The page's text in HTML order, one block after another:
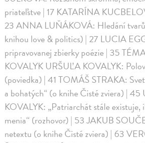
priateľstve | 17 KATARÍNA
23 ANNA LUŇÁKOVÁ: Hledání
knihou love & politics) | 27 LUCIA
pripravovanej zbierky poézie | 35
KOVALYK URŠUĽA KOVALYK:
(poviedka) | 41 TOMÁŠ STRAKA:
a bohatých“ (o knihe Čisté zviera) |
KOVALYK: „Patriarchát stále existuje,
menia“ (rozhovor) | 53 JAKUB
netextu (o knihe Čisté zviera) | 63